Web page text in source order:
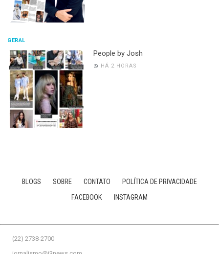
GERAL
People by Josh
HÁ 2 HORAS
BLOGS SOBRE CONTATO
POLÍTICA DE PRIVACIDADE
FACEBOOK
INSTAGRAM
(22) 2738-2700